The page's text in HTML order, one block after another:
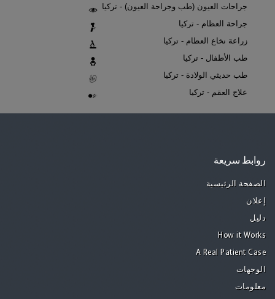
جراحات العيون (طب وجراحة العيون) - تركيا
جراحة العظام - تركيا
زراعة نخاع العظام - تركيا
طب الأطفال - تركيا
طب حديثي الولادة - تركيا
علاج العقم - تركيا
روابط سريعة
الصفحة الرئيسية
إعلان
دليل
How it Works
A Real Patient Case
الوجهات
معلومات